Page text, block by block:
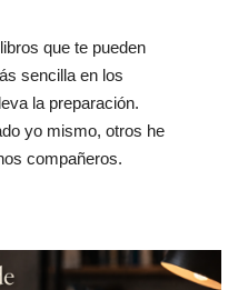
que te pueden
sencilla en los
la preparación.
yo mismo, otros he
compañeros.